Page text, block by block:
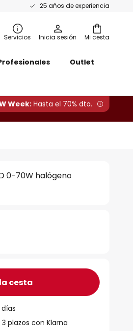
25 años de experiencia
Mi cesta
Servicios Inicia sesión
Outlet
Week: Hasta el 70% dto.
0-70W halógeno
cesta
plazos con Klarna